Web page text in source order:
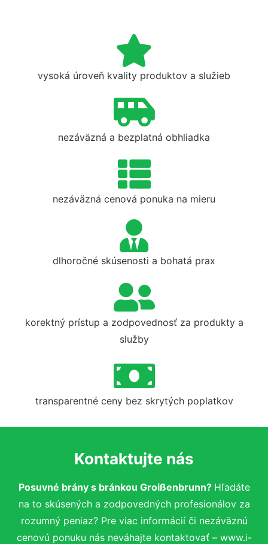
vysoká úroveň kvality produktov a služieb
nezáväzná a bezplatná obhliadka
nezáväzná cenová ponuka na mieru
dlhoročné skúsenosti a bohatá prax
korektný prístup a zodpovednosť za produkty a
služby
transparentné ceny bez skrytých poplatkov
Kontaktujte nás
Posuvné brány s bránkou Groißenbrunn? Hľadáte
na to skúsených a zodpovedných profesionálov za
rozumný peniaz? Pre viac informácií či nezáväznú
cenovú ponuku nás neváhajte kontaktovať – www.i-